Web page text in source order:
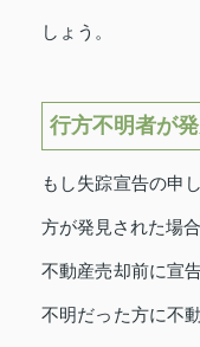
しょう。
行方不明者が
もし失踪宣告の申
方が発見された場
不動産売却前に宣
不明だった方に不